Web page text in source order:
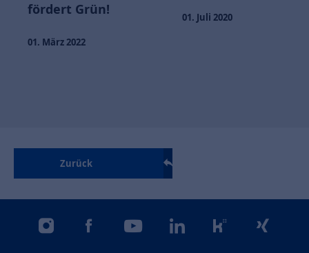
fördert Grün!
01. März 2022
01. Juli 2020
Zurück
instagramfacebookyoutubelinkedinkununuxing